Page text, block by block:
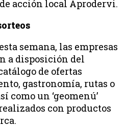
acción local Aprodervi.
semana, las empresas
a disposición del
de ofertas
gastronomía, rutas o
como un ‘geomenú’
con productos